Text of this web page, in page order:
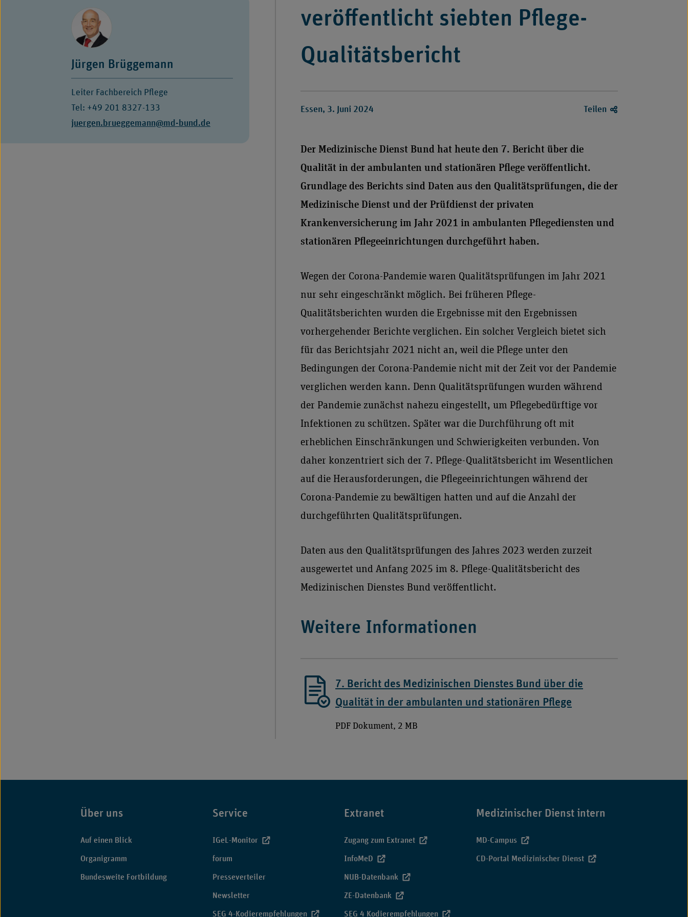
veröffentlicht siebten Pflege-
Qualitätsbericht
Essen, 3. Juni 2024 Teilen
Der Medizinische Dienst Bund hat heute den 7. Bericht über die
Qualität in der ambulanten und stationären Pflege veröffentlicht.
Grundlage des Berichts sind Daten aus den Qualitätsprüfungen, die der
Medizinische Dienst und der Prüfdienst der privaten
Krankenversicherung im Jahr 2021 in ambulanten Pflegediensten und
stationären Pflegeeinrichtungen durchgeführt haben.
Wegen der Corona-Pandemie waren Qualitätsprüfungen im Jahr 2021
nur sehr eingeschränkt möglich. Bei früheren Pflege-
Qualitätsberichten wurden die Ergebnisse mit den Ergebnissen
vorhergehender Berichte verglichen. Ein solcher Vergleich bietet sich
für das Berichtsjahr 2021 nicht an, weil die Pflege unter den
Bedingungen der Corona-Pandemie nicht mit der Zeit vor der Pandemie
verglichen werden kann. Denn Qualitätsprüfungen wurden während
der Pandemie zunächst nahezu eingestellt, um Pflegebedürftige vor
Infektionen zu schützen. Später war die Durchführung oft mit
erheblichen Einschränkungen und Schwierigkeiten verbunden. Von
daher konzentriert sich der 7. Pflege-Qualitätsbericht im Wesentlichen
auf die Herausforderungen, die Pflegeeinrichtungen während der
Corona-Pandemie zu bewältigen hatten und auf die Anzahl der
durchgeführten Qualitätsprüfungen.
Daten aus den Qualitätsprüfungen des Jahres 2023 werden zurzeit
ausgewertet und Anfang 2025 im 8. Pflege-Qualitätsbericht des
Medizinischen Dienstes Bund veröffentlicht.
Weitere Informationen
7. Bericht des Medizinischen Dienstes Bund über die
Qualität in der ambulanten und stationären Pflege
PDF Dokument, 2 MB
Jürgen Brüggemann
Leiter Fachbereich Pflege
Tel: +49 201 8327-133
E-
juergen.brueggemann@md-bund.de
Fußbereich
Über uns
Auf einen Blick
Organigramm
Bundesweite Fortbildung
Service
IGeL-Monitor
forum
Presseverteiler
Newsletter
SEG 4-Kodierempfehlungen
Extranet
Zugang zum Extranet
InfoMeD
NUB-Datenbank
ZE-Datenbank
SEG 4 Kodierempfehlungen
Medizinischer Dienst intern
MD-Campus
CD-Portal Medizinischer Dienst